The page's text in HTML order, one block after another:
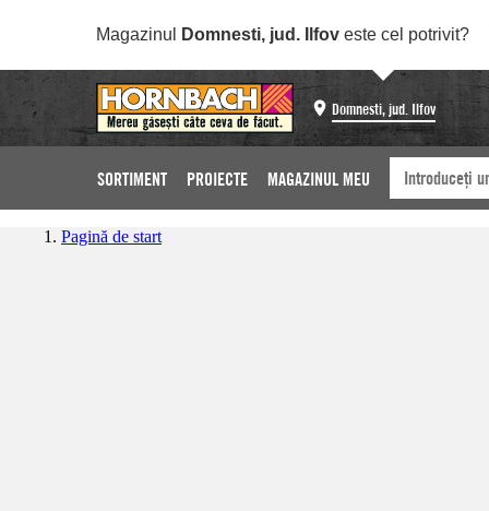
Magazinul Domnesti, jud. Ilfov este cel potrivit?
Domnesti, jud. Ilfov
SORTIMENT PROIECTE MAGAZINUL MEU
Pagină de start